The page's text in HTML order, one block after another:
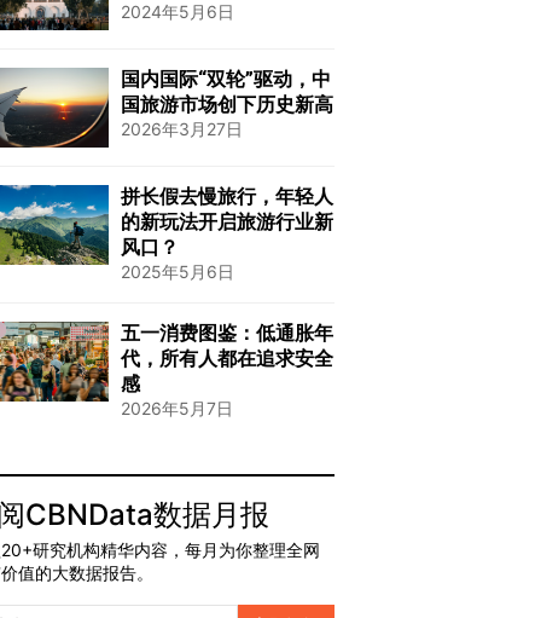
2024年5月6日
国内国际“双轮”驱动，中
国旅游市场创下历史新高
2026年3月27日
拼长假去慢旅行，年轻人
的新玩法开启旅游行业新
风口？
2025年5月6日
五一消费图鉴：低通胀年
代，所有人都在追求安全
感
2026年5月7日
CBNData数据月报
研究机构精华内容，每月为你整理全网
值的大数据报告。